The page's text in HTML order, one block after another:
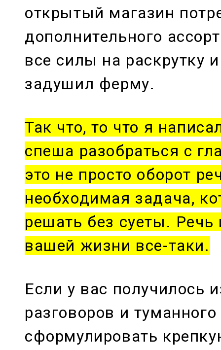
открытый магазин
дополнительного
все силы на раскрутку
задушил ферму.
Так что, то что я
спеша разобраться с
это не просто оборот
необходимая задача,
решать без суеты. Речь
вашей жизни все-таки.
Если у вас получилось
разговоров и
сформулировать